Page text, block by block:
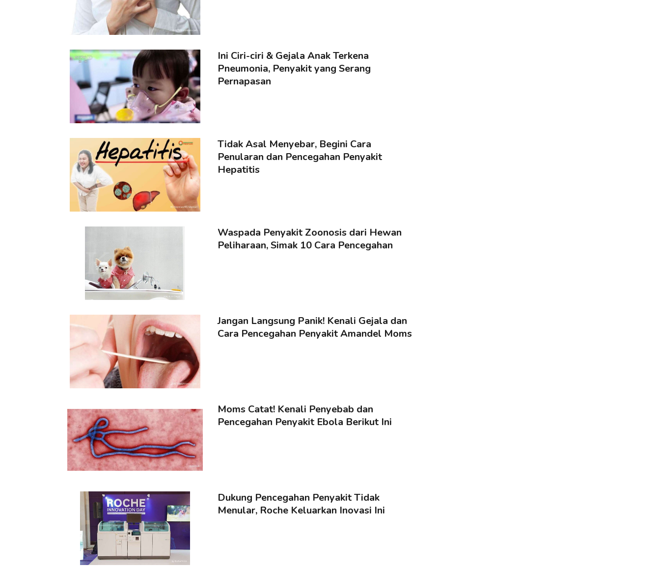
Ini Ciri-ciri & Gejala Anak Terkena
Pneumonia, Penyakit yang Serang
Pernapasan
Tidak Asal Menyebar, Begini Cara
Penularan dan Pencegahan Penyakit
Hepatitis
Waspada Penyakit Zoonosis dari Hewan
Peliharaan, Simak 10 Cara Pencegahan
Jangan Langsung Panik! Kenali Gejala dan
Cara Pencegahan Penyakit Amandel Moms
Moms Catat! Kenali Penyebab dan
Pencegahan Penyakit Ebola Berikut Ini
Dukung Pencegahan Penyakit Tidak
Menular, Roche Keluarkan Inovasi Ini